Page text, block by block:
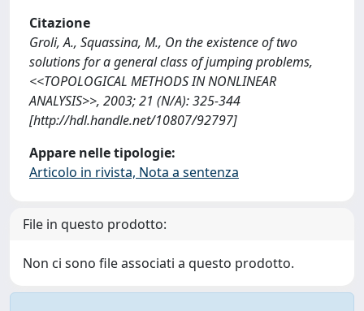
Citazione
Groli, A., Squassina, M., On the existence of two
solutions for a general class of jumping problems,
<<TOPOLOGICAL METHODS IN NONLINEAR
ANALYSIS>>, 2003; 21 (N/A): 325-344
[http://hdl.handle.net/10807/92797]
Appare nelle tipologie:
Articolo in rivista, Nota a sentenza
File in questo prodotto:
Non ci sono file associati a questo prodotto.